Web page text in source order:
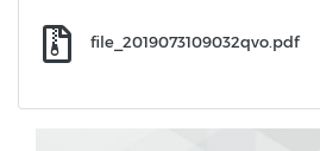
file_2019073109032qvo.pdf